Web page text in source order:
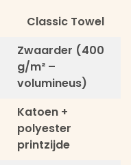
Classic Towel
Zwaarder (400
g/m² –
volumineus)
Katoen +
polyester
printzijde